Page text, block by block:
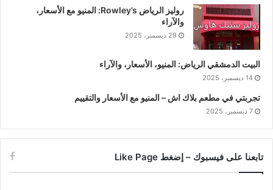
روليز الرياض Rowley’s: المنيو مع الأسعار،
والآراء
29 ديسمبر، 2025
البيت الدمشقي الرياض: المنيو، الأسعار، والآراء
14 ديسمبر، 2025
تجربتي في مطعم بلاك اش – المنيو مع الأسعار والتقييم
7 ديسمبر، 2025
تابعنا على فيسبوك – إضغط Like Page